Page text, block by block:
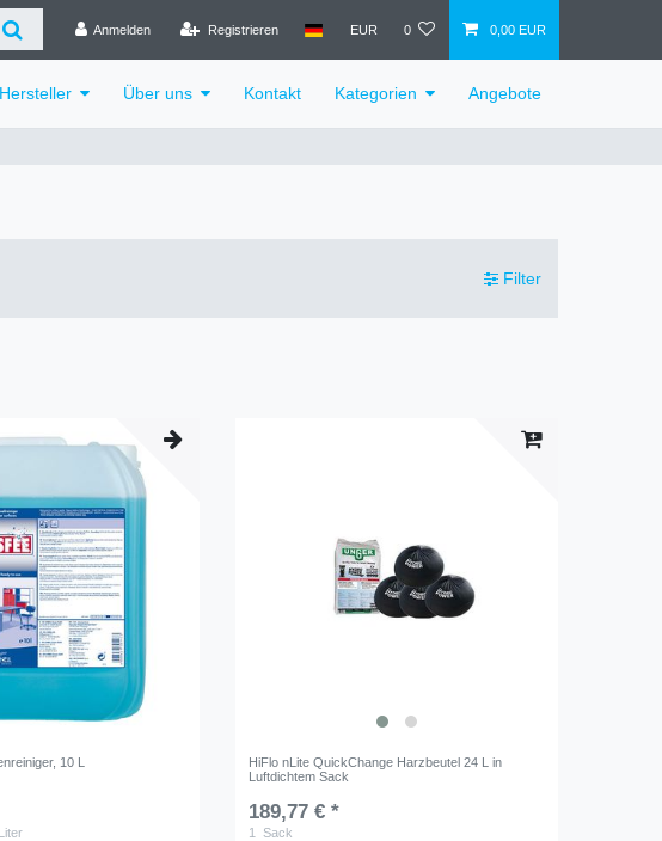
Anmelden Registrieren EUR 0 0,00 EUR
Hersteller Über uns Kontakt Kategorien Angebote
Filter
10 L
HiFlo nLite QuickChange Harzbeutel 24 L in
Luftdichtem Sack
189,77 € *
1
Sack